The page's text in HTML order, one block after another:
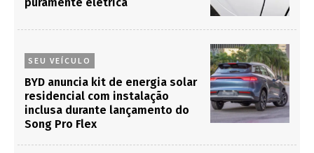
puramente elétrica
SEU VEÍCULO
BYD anuncia kit de energia solar
residencial com instalação
inclusa durante lançamento do
Song Pro Flex